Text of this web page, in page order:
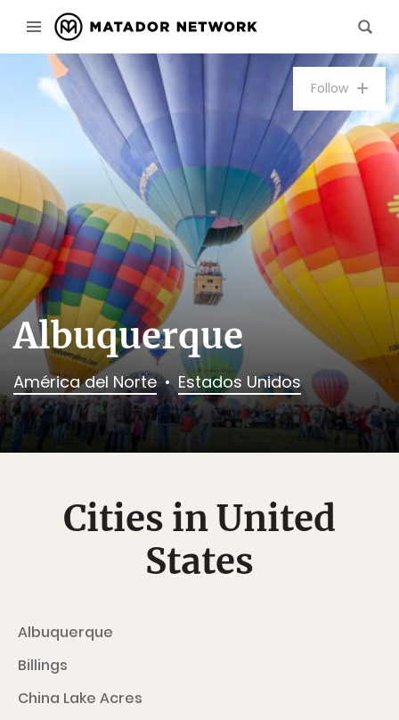
Albuquerque
América del Norte Estados Unidos
Follow
Cities in United
States
Albuquerque
Billings
China Lake Acres